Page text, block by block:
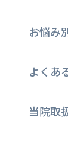
お悩み
よくあ
当院取